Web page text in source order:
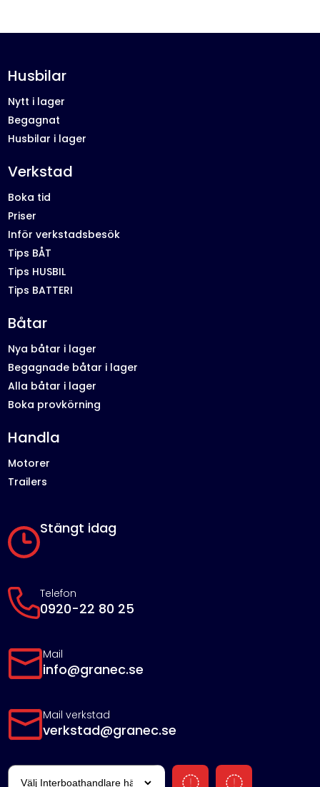
Stängt idag
Telefon
0920-22 80 25
Mail
info@granec.se
Mail verkstad
verkstad@granec.se
Husbilar
Nytt i lager
Begagnat
Husbilar i lager
Verkstad
Boka tid
Priser
Inför verkstadsbesök
Tips BÅT
Tips HUSBIL
Tips BATTERI
Båtar
Nya båtar i lager
Begagnade båtar i lager
Alla båtar i lager
Boka provkörning
Handla
Motorer
Trailers